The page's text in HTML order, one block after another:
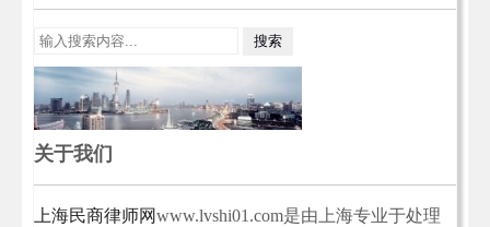
关于我们
上海民商律师网www.lvshi01.com是由上海专业于处理